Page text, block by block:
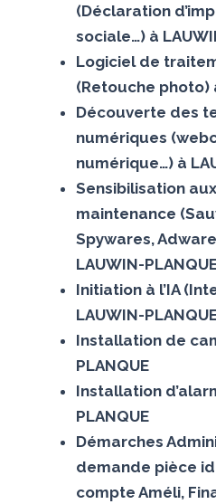
(Déclaration
sociale…) à
Logiciel de
(Retouche photo)
Découverte des
numériques
numérique…) à
Sensibilisation
maintenance
Spywares,
LAUWIN-
Initiation à l’IA
LAUWIN-
Installation de
PLANQUE
Installation
PLANQUE
Démarches
demande pièce
compte Améli,